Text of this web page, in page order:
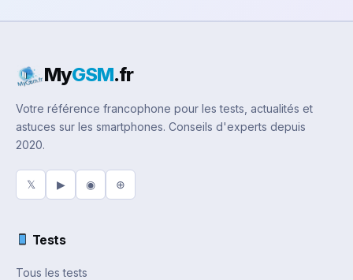
MyGSM.fr
Votre référence francophone pour les tests, actualités et
astuces sur les smartphones. Conseils d'experts depuis
2020.
𝕏 ▶ ◉ ⊕
Tests
Tous les tests